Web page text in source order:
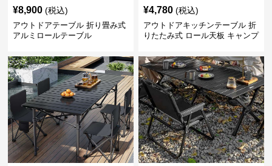
¥8,900 (税込)
アウトドアテーブル 折り畳み式
アルミロールテーブル
¥4,780 (税込)
アウトドアキッチンテーブル 折
りたたみ式 ロール天板 キャンプ